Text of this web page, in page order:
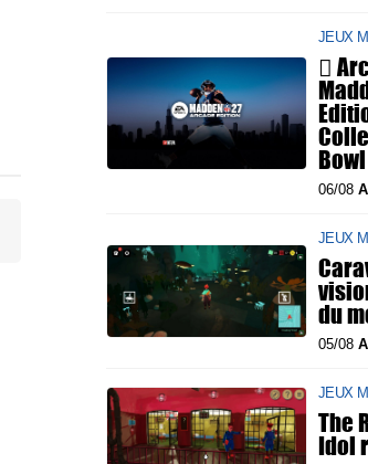
JEUX

06/08
JEUX
du
05/08
JEUX
The
Idol